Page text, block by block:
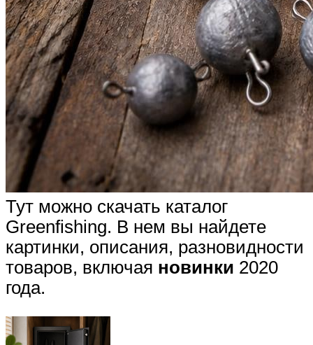
Тут можно скачать каталог
Greenfishing. В нем вы найдете
картинки, описания, разновидности
товаров, включая новинки 2020
года.